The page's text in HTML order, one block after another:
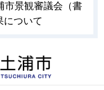
市景観審議会（書
について